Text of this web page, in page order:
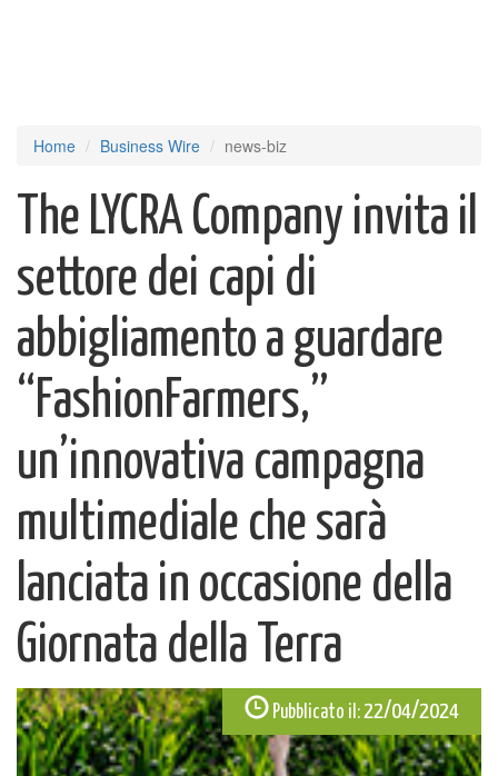
Home Business Wire news-biz
The LYCRA Company invita il
settore dei capi di
abbigliamento a guardare
“FashionFarmers,”
un’innovativa campagna
multimediale che sarà
lanciata in occasione della
Giornata della Terra
Pubblicato il:22/04/2024